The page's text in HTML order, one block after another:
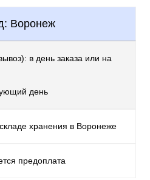
Воронеж
в день заказа или на
день
хранения в Воронеже
предоплата